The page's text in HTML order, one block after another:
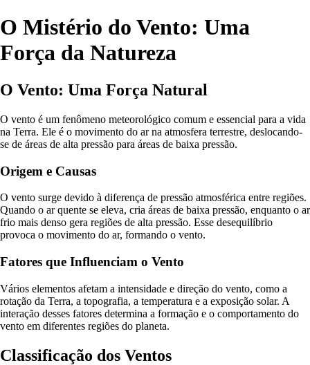
O Mistério do Vento: Uma
Força da Natureza
O Vento: Uma Força Natural
O vento é um fenômeno meteorológico comum e essencial para a vida
na Terra. Ele é o movimento do ar na atmosfera terrestre, deslocando-
se de áreas de alta pressão para áreas de baixa pressão.
Origem e Causas
O vento surge devido à diferença de pressão atmosférica entre regiões.
Quando o ar quente se eleva, cria áreas de baixa pressão, enquanto o ar
frio mais denso gera regiões de alta pressão. Esse desequilíbrio
provoca o movimento do ar, formando o vento.
Fatores que Influenciam o Vento
Vários elementos afetam a intensidade e direção do vento, como a
rotação da Terra, a topografia, a temperatura e a exposição solar. A
interação desses fatores determina a formação e o comportamento do
vento em diferentes regiões do planeta.
Classificação dos Ventos